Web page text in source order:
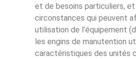
et de besoins particuliers,
circonstances qui peuvent
utilisation de l’équipement
les engins de manutention
caractéristiques des unités